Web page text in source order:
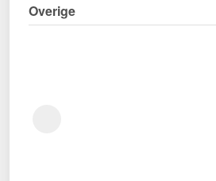
Overige